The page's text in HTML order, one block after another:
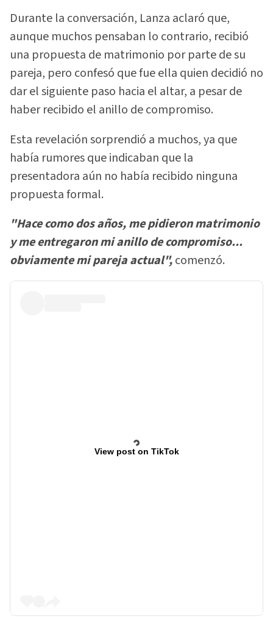
Durante la conversación, Lanza aclaró que,
aunque muchos pensaban lo contrario, recibió
una propuesta de matrimonio por parte de su
pareja, pero confesó que fue ella quien decidió no
dar el siguiente paso hacia el altar, a pesar de
haber recibido el anillo de compromiso.
Esta revelación sorprendió a muchos, ya que
había rumores que indicaban que la
presentadora aún no había recibido ninguna
propuesta formal.
"Hace como dos años, me pidieron matrimonio
y me entregaron mi anillo de compromiso...
obviamente mi pareja actual",comenzó.
View post on TikTok